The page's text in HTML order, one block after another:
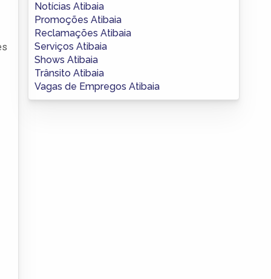
Notícias Atibaia
Promoções Atibaia
Reclamações Atibaia
Serviços Atibaia
Shows Atibaia
Trânsito Atibaia
Vagas de Empregos Atibaia